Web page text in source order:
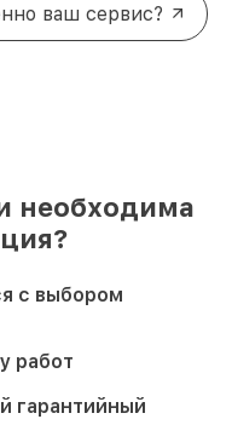
ваш сервис?
необходима
с выбором
работ
гарантийный